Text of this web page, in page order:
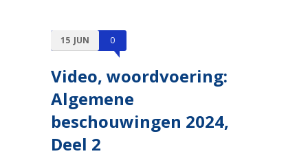
15 JUN 0
Video, woordvoering:
Algemene
beschouwingen 2024,
Deel 2